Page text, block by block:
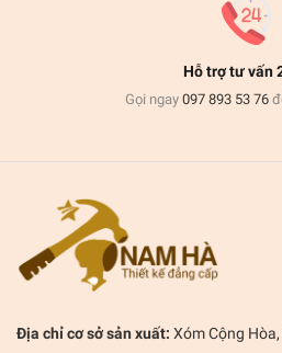
Hỗ trợ tư vấn
Gọi ngay 097 893 53 76
Địa chỉ cơ sở sản xuất: Xóm Cộng